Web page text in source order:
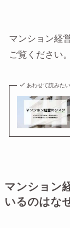
マンション経
ご覧ください。
あわせて読みたい
マンション
いるのはな